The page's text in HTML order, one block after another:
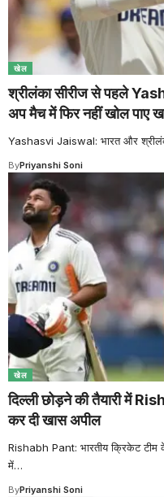
खेल
श्रीलंका सीरीज से पहले
अप मैच में फिर नहीं खोल पाए
Yashasvi Jaiswal: भारत और
ByPriyanshi Soni
खेल
दिल्ली छोड़ने की तैयारी में
कर दी खास अपील
Rishabh Pant: भारतीय क्रिकेट टीम
में…
ByPriyanshi Soni